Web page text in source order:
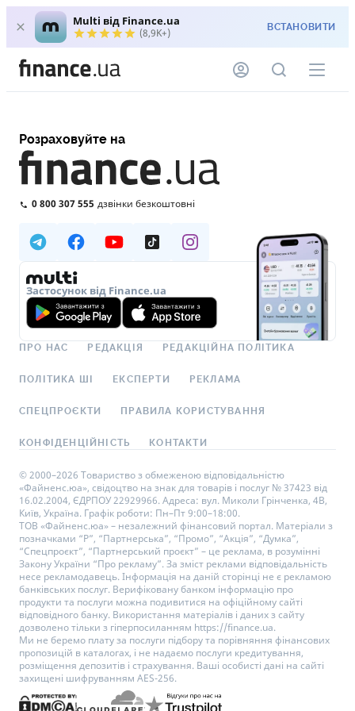
Multi від Finance.ua
(8,9K+) ВСТАНОВИТИ
Розраховуйте на
0 800 307 555 дзвінки безкоштовні
Застосунок від Finance.ua
ПРО НАС РЕДАКЦІЯ РЕДАКЦІЙНА ПОЛІТИКА
ПОЛІТИКА ШІ ЕКСПЕРТИ РЕКЛАМА
СПЕЦПРОЄКТИ ПРАВИЛА КОРИСТУВАННЯ
КОНФІДЕНЦІЙНІСТЬ КОНТАКТИ
© 2000–2026 Товариство з обмеженою відповідальністю
«Файненс.юа», свідоцтво на знак для товарів і послуг № 37423 від
16.02.2004, ЄДРПОУ 22929966. Адреса: вул. Миколи Грінченка, 4В,
Київ, Україна. Графік роботи: Пн–Пт 9:00–18:00.
ТОВ «Файненс.юа» – незалежний фінансовий портал. Матеріали з
позначками “Р”, “Партнерська”, “Промо”, “Акція”, “Думка”,
“Спецпроєкт”, “Партнерський проєкт” – це реклама, в розумінні
Закону України “Про рекламу”. За зміст реклами відповідальність
несе рекламодавець. Інформація на даній сторінці не є рекламою
банківських послуг. Верифіковану банком інформацію про
продукти та послуги можна подивитися на офіційному сайті
відповідного банку. Використання матеріалів і даних з сайту
дозволено тільки з гіперпосиланням https://finance.ua.
Ми не беремо плату за послуги підбору та порівняння фінансових
пропозицій в каталогах, і не надаємо послуги кредитування,
розміщення депозитів і страхування. Ваші особисті дані на сайті
захищені шифруванням AES-256.